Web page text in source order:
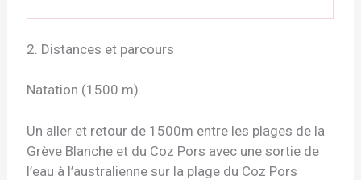
2. Distances et parcours
Natation (1500 m)
Un aller et retour de 1500m entre les plages de la
Grève Blanche et du Coz Pors avec une sortie de
l’eau à l’australienne sur la plage du Coz Pors